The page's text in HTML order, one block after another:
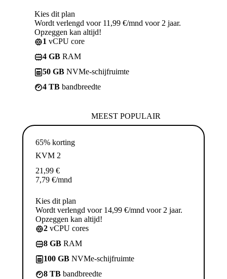
Kies dit plan
Wordt verlengd voor 11,99 €/mnd voor 2 jaar.
Opzeggen kan altijd!
1 vCPU core
4 GB RAM
50 GB NVMe-schijfruimte
4 TB bandbreedte
MEEST POPULAIR
65% korting
KVM 2
21,99 €
7,79 €/mnd
Kies dit plan
Wordt verlengd voor 14,99 €/mnd voor 2 jaar.
Opzeggen kan altijd!
2 vCPU cores
8 GB RAM
100 GB NVMe-schijfruimte
8 TB bandbreedte